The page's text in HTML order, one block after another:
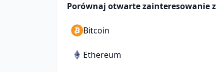
Porównaj otwarte zainteresowanie
Bitcoin
Ethereum